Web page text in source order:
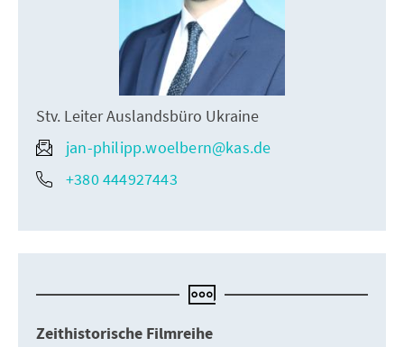
Stv. Leiter Auslandsbüro Ukraine
jan-philipp.woelbern@kas.de
+380 444927443
Zeithistorische Filmreihe